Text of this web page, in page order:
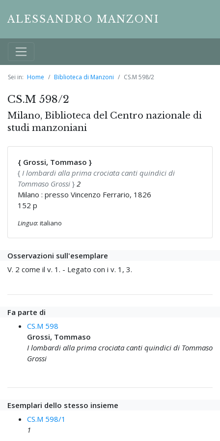
ALESSANDRO MANZONI
Sei in: Home Biblioteca di Manzoni CS.M 598/2
CS.M 598/2
Milano, Biblioteca del Centro nazionale di
studi manzoniani
{ Grossi, Tommaso }
{ I lombardi alla prima crociata canti quindici di
Tommaso Grossi } 2
Milano : presso Vincenzo Ferrario, 1826
152 p
Lingua: italiano
Osservazioni sull'esemplare
V. 2 come il v. 1. - Legato con i v. 1, 3.
Fa parte di
CS.M 598
Grossi, Tommaso
I lombardi alla prima crociata canti quindici di Tommaso
Grossi
Esemplari dello stesso insieme
CS.M 598/1
1